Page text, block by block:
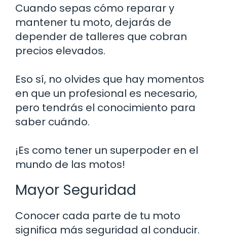
Cuando sepas cómo reparar y
mantener tu moto, dejarás de
depender de talleres que cobran
precios elevados.
Eso sí, no olvides que hay momentos
en que un profesional es necesario,
pero tendrás el conocimiento para
saber cuándo.
¡Es como tener un superpoder en el
mundo de las motos!
Mayor Seguridad
Conocer cada parte de tu moto
significa más seguridad al conducir.